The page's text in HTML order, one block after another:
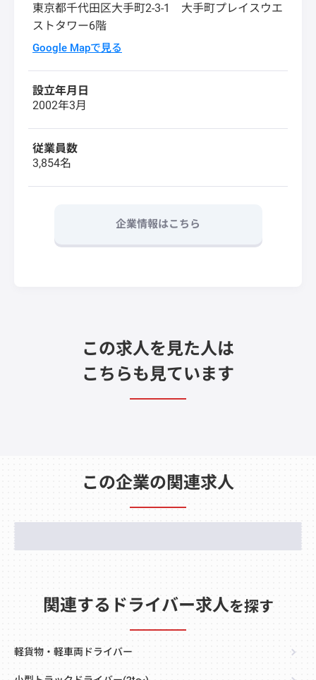
東京都千代田区大手町2-3-1 大手町プレイスウエ
ストタワー6階
Google Mapで見る
設立年月日
2002年3月
従業員数
3,854名
企業情報はこちら
この求人を見た人は
こちらも見ています
この企業の関連求人
関連するドライバー求人を探す
軽貨物・軽車両ドライバー